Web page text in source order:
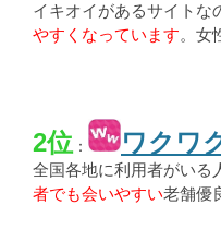
イキオイがあるサイトな
やすくなっています。女
2位： ワクワ
全国各地に利用者がいる
者でも会いやすい老舗優